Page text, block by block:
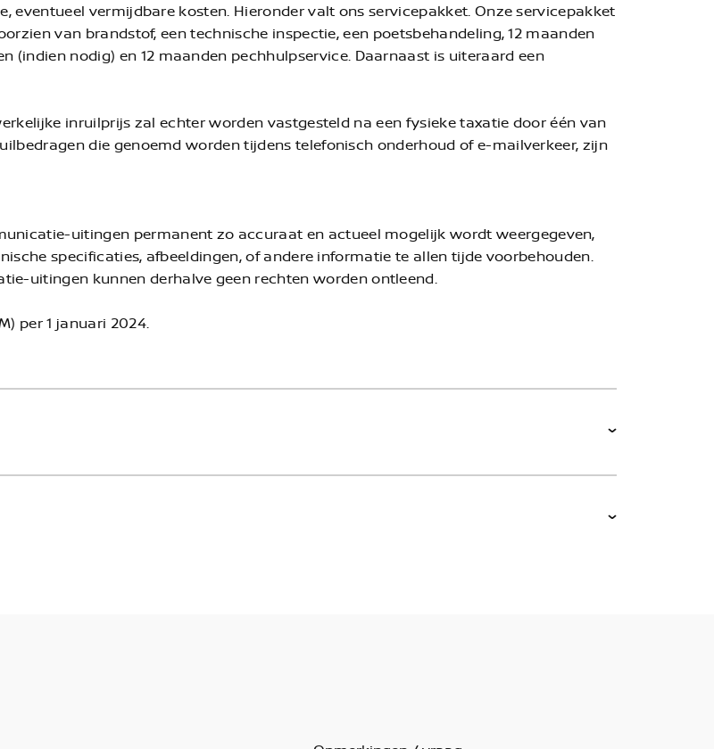
eventueel vermijdbare kosten. Hieronder valt ons servicepakket. Onze servicepakket
van brandstof, een technische inspectie, een poetsbehandeling, 12 maanden
(indien nodig) en 12 maanden pechhulpservice. Daarnaast is uiteraard een
inruilprijs zal echter worden vastgesteld na een fysieke taxatie door één van
die genoemd worden tijdens telefonisch onderhoud of e-mailverkeer, zijn
uitingen permanent zo accuraat en actueel mogelijk wordt weergegeven,
specificaties, afbeeldingen, of andere informatie te allen tijde voorbehouden.
uitingen kunnen derhalve geen rechten worden ontleend.
per 1 januari 2024.